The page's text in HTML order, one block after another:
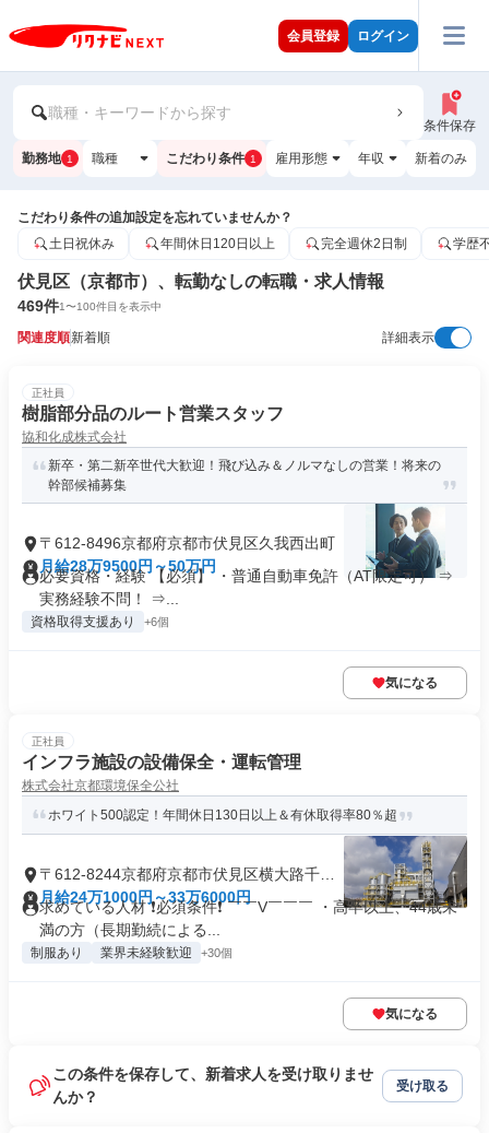
会員登録 ログイン
職種・キーワードから探す
条件保存
勤務地 1 職種 こだわり条件 1 雇用形態 年収 新着のみ
こだわり条件の追加設定を忘れていませんか？
土日祝休み
年間休日120日以上 完全週休2日制 学歴
伏見区（京都市）、転勤なしの転職・求人情報
469件1〜100件目を表示中
関連度順新着順 詳細表示
正社員
樹脂部分品のルート営業スタッフ
協和化成株式会社
新卒・第二新卒世代大歓迎！飛び込み＆ノルマなしの営業！将来の
幹部候補募集
〒612-8496京都府京都市伏見区久我西出町
月給28万9500円～50万円
必要資格・経験 【必須】 ・普通自動車免許（AT限定可） ⇒
実務経験不問！ ⇒...
資格取得支援あり +6個
気になる
正社員
インフラ施設の設備保全・運転管理
株式会社京都環境保全公社
ホワイト500認定！年間休日130日以上＆有休取得率80％超
〒612-8244京都府京都市伏見区横大路千両
松町
月給24万1000円～33万6000円
求めている人材 ❗必須条件❗ ￣￣V￣￣￣ ・高卒以上、44歳未
満の方（長期勤続による...
制服あり 業界未経験歓迎 +30個
気になる
この条件を保存して、新着求人を受け取りませ
んか？
受け取る